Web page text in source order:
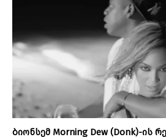
ბიონსემ Morning Dew (Donk)-ის